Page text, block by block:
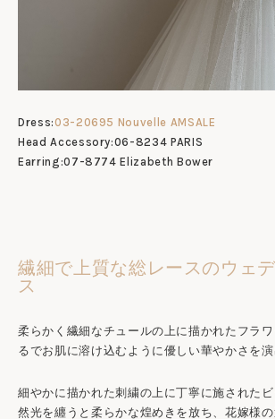
Dress:03-20695 Nouvelle AMSALE
Head Accessory:06-8234 PARIS
Earring:07-8774 Elizabeth Bower
繊細で上質な総レースのウェ
ス
柔らかく繊細なチュールの上に描かれたフラ
るでお肌に溶け込むように優しい華やかさを演
細やかに描かれた刺繍の上に丁寧に施された
然光を纏うと柔らかな煌めきを放ち、花嫁様